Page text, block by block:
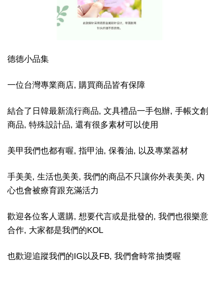
德德小品集
一位台灣專業商店, 購買商品皆有保障
結合了日韓最新流行商品, 文具禮品一手包辦, 手帳文創
商品, 特殊設計品, 還有很多素材可以使用
美甲我們也都有喔, 指甲油, 保養油, 以及專業器材
手美美, 生活也美美, 我們的商品不只讓你外表美美, 內
心也會被療育跟充滿活力
歡迎各位客人選購, 想要代言或是批發的, 我們也很樂意
合作, 大家都是我們的KOL
也歡迎追蹤我們的IG以及FB, 我們會時常抽獎喔